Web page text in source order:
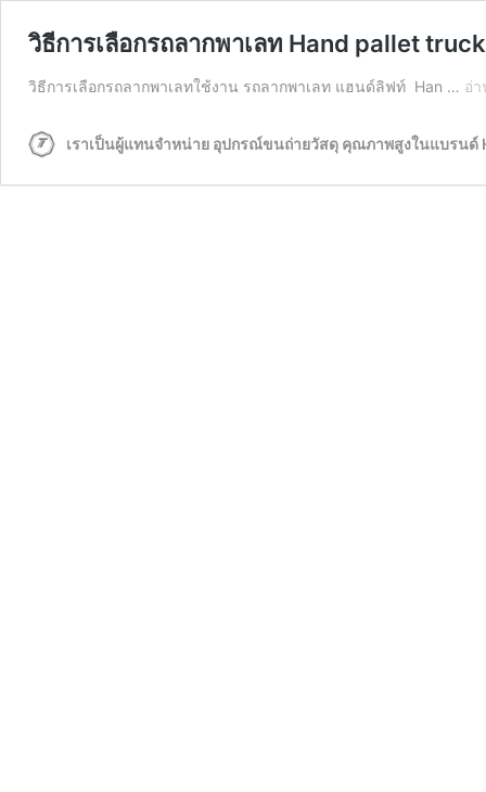
วิธีการเลือกรถลากพาเลท Hand pallet truck
วิธีการเลือกรถลากพาเลทใช้งาน รถลากพาเลท แฮนด์ลิฟท์ Han … อ่า
เราเป็นผู้แทนจำหน่าย อุปกรณ์ขนถ่ายวัสดุ คุณภาพสูงในแบรนด์